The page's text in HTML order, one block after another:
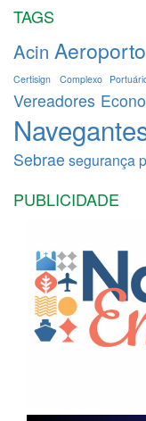
TAGS
Acin Aeroporto
Certisign Complexo
Vereadores
Sebrae segurança
PUBLICIDADE